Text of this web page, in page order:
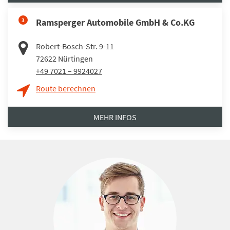
3 Ramsperger Automobile GmbH & Co.KG
Robert-Bosch-Str. 9-11
72622 Nürtingen
+49 7021 – 9924027
Route berechnen
MEHR INFOS